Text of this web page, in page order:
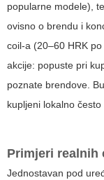
popularne modele),
ovisno o brendu i
coil-a (20–60 HRK
akcije: popuste pri
poznate brendove.
kupljeni lokalno
Primjeri realnih
Jednostavan pod